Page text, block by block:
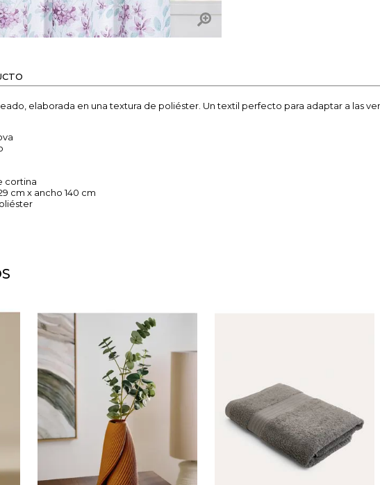
elaborada en una textura de poliéster. Un textil perfecto para adaptar a las
cortina
cm x ancho 140 cm